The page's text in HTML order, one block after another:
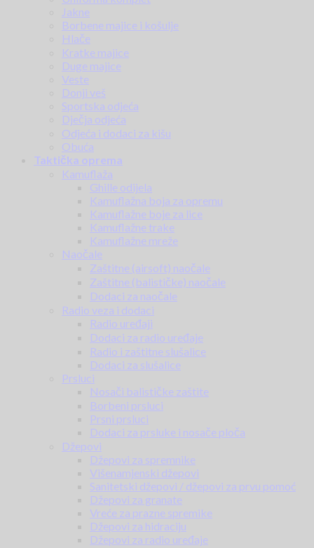
Jakne
Borbene majice i košulje
Hlače
Kratke majice
Duge majice
Veste
Donji veš
Sportska odjeća
Dječja odjeća
Odjeća i dodaci za kišu
Obuća
Taktička oprema
Kamuflaža
Ghille odijela
Kamuflažna boja za opremu
Kamuflažne boje za lice
Kamuflažne trake
Kamuflažne mreže
Naočale
Zaštitne (airsoft) naočale
Zaštitne (balističke) naočale
Dodaci za naočale
Radio veza i dodaci
Radio uređaji
Dodaci za radio uređaje
Radio i zaštitne slušalice
Dodaci za slušalice
Prsluci
Nosači balističke zaštite
Borbeni prsluci
Prsni prsluci
Dodaci za prsluke i nosače ploča
Džepovi
Džepovi za spremnike
Višenamjenski džepovi
Sanitetski džepovi / džepovi za prvu pomoć
Džepovi za granate
Vreće za prazne spremike
Džepovi za hidraciju
Džepovi za radio uređaje